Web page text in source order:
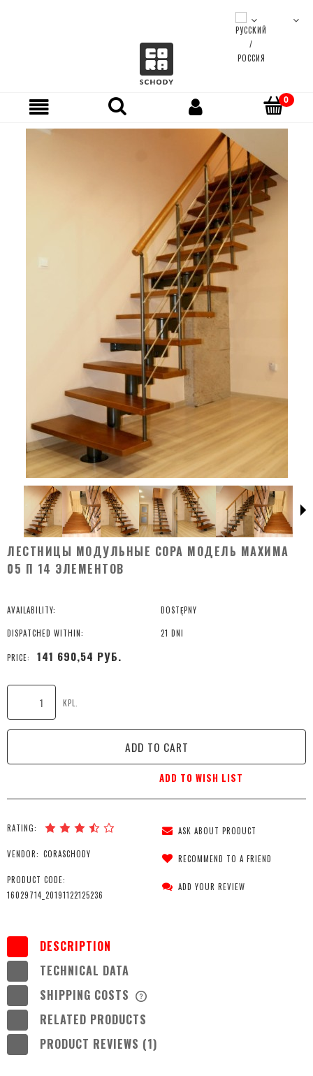
ЛЕСТНИЦЫ МОДУЛЬНЫЕ COPA МОДЕЛЬ MAXИМA
05 П 14 ЭЛЕМЕНТОВ
AVAILABILITY: DOSTĘPNY
DISPATCHED WITHIN: 21 DNI
PRICE: 141 690,54 РУБ.
KPL.
ADD TO CART
ADD TO WISH LIST
RATING:
VENDOR: CORASCHODY
PRODUCT CODE:
16029714_20191122125236
ASK ABOUT PRODUCT
RECOMMEND TO A FRIEND
ADD YOUR REVIEW
DESCRIPTION
TECHNICAL DATA
SHIPPING COSTS
RELATED PRODUCTS
PRODUCT REVIEWS (1)